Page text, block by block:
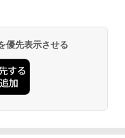
優先表示させる